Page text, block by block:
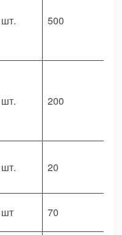
шт. 500
шт. 200
шт. 20
шт 70